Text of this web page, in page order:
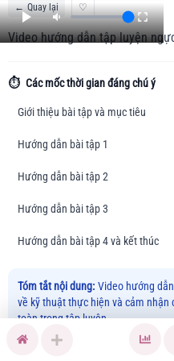
← Quay lại ♡
Video hướng dẫn tập luyện
⏱️ Các mốc thời gian đáng chú ý
Giới thiệu bài tập và mục tiêu
Hướng dẫn bài tập 1
Hướng dẫn bài tập 2
Hướng dẫn bài tập 3
Hướng dẫn bài tập 4 và kết thúc
Tóm tắt nội dung: Video hướng
về kỹ thuật thực hiện và cảm nhận
toàn trong tập luyện.